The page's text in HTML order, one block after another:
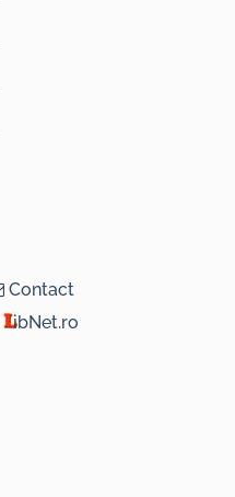
Contact
ibNet.ro